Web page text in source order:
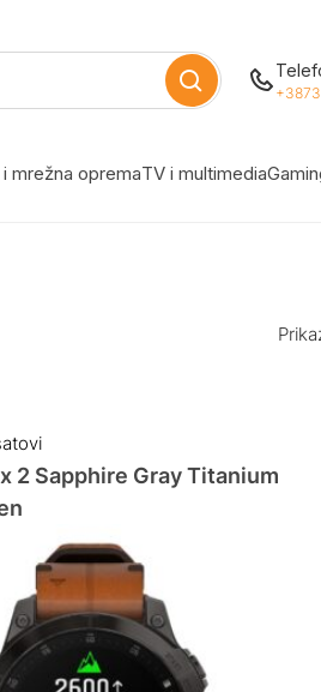
mrežna opremaTV i multimedia
2 Sapphire Gray Titanium